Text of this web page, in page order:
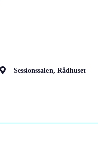
Sessionssalen, Rådhuset